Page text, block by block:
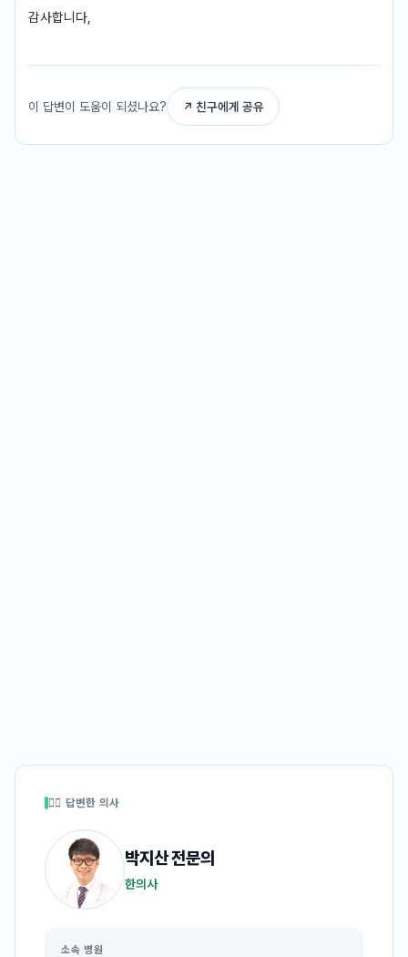
감사합니다,
이 답변이 도움이 되셨나요? ↗ 친구에게 공유
👩‍⚕️ 답변한 의사
박지산전문의
한의사
소속 병원